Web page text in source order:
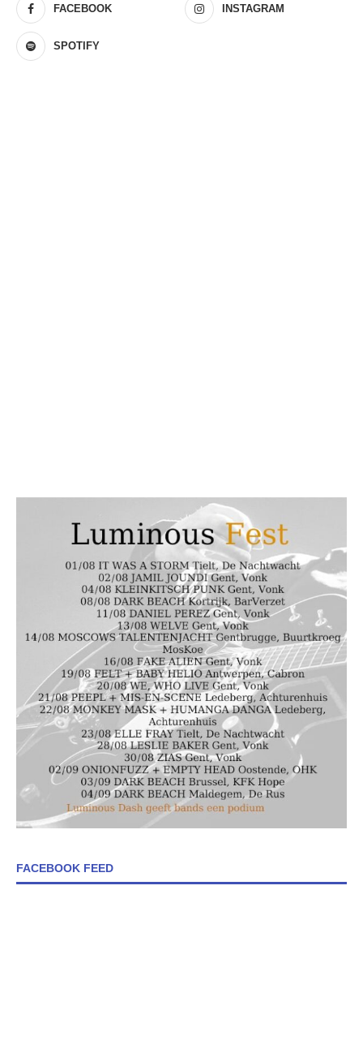
FACEBOOK INSTAGRAM
SPOTIFY
FACEBOOK FEED